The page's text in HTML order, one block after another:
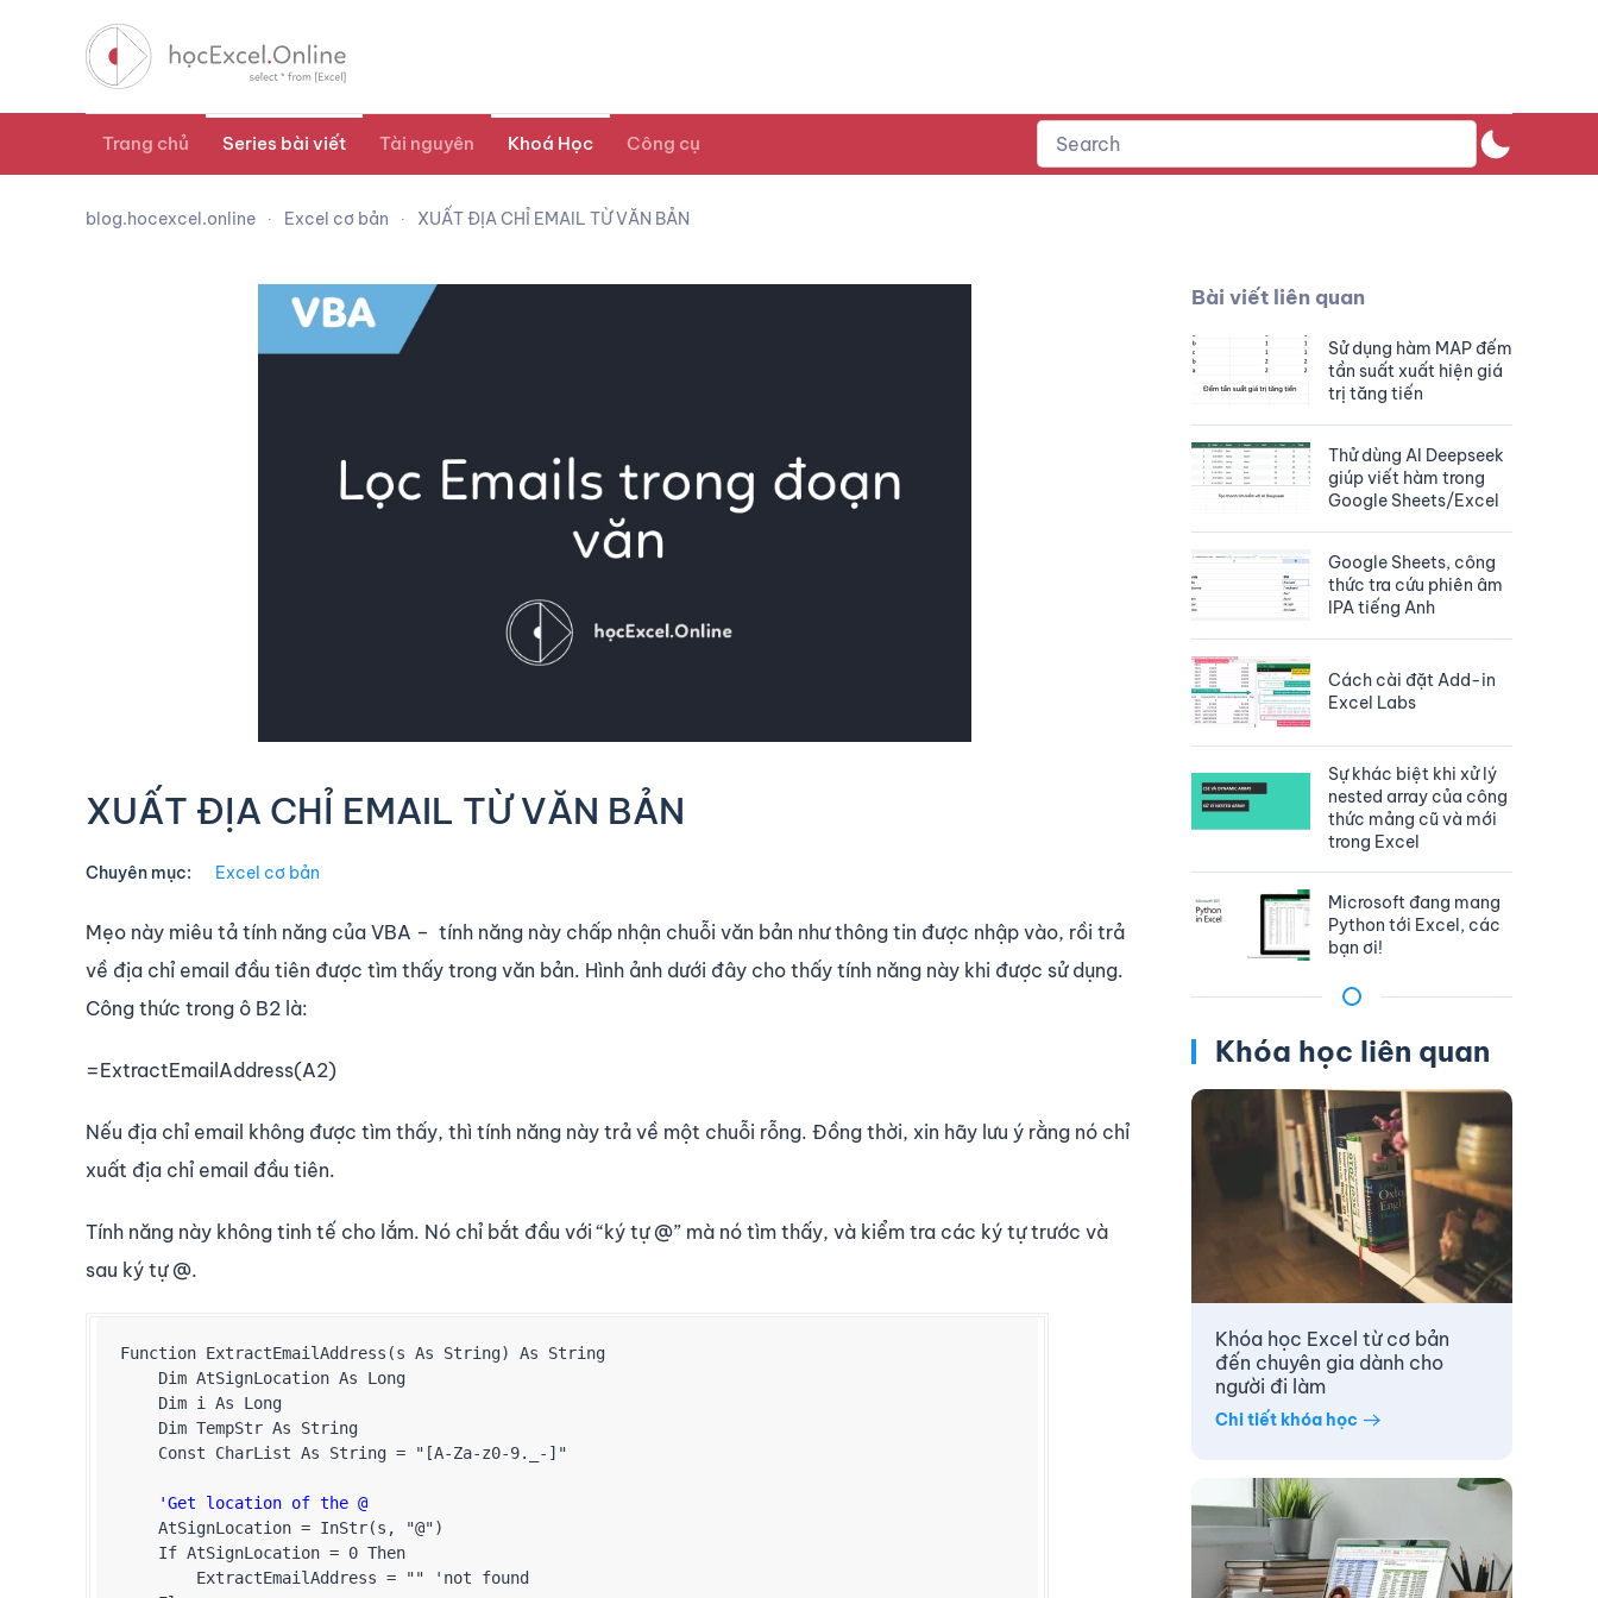
Trang chủ Series bài viết Tài nguyên Khoá Học Công cụ
blog.hocexcel.online Excel cơ bản XUẤT ĐỊA CHỈ EMAIL TỪ VĂN BẢN
XUẤT ĐỊA CHỈ EMAIL TỪ VĂN BẢN
Chuyên mục: Excel cơ bản
Mẹo này miêu tả tính năng của VBA – tính năng này chấp nhận chuỗi văn bản như thông tin được nhập vào, rồi trả
về địa chỉ email đầu tiên được tìm thấy trong văn bản. Hình ảnh dưới đây cho thấy tính năng này khi được sử dụng.
Công thức trong ô B2 là:
=ExtractEmailAddress(A2)
Nếu địa chỉ email không được tìm thấy, thì tính năng này trả về một chuỗi rỗng. Đồng thời, xin hãy lưu ý rằng nó chỉ
xuất địa chỉ email đầu tiên.
Tính năng này không tinh tế cho lắm. Nó chỉ bắt đầu với “ký tự @” mà nó tìm thấy, và kiểm tra các ký tự trước và
sau ký tự @.
Function ExtractEmailAddress(s As String) As String
    Dim AtSignLocation As Long
    Dim i As Long
    Dim TempStr As String
    Const CharList As String = "[A-Za-z0-9._-]"
'Get location of the @
    AtSignLocation = InStr(s, "@")
    If AtSignLocation = 0 Then
        ExtractEmailAddress = "" 'not found
Bài viết liên quan
Sử dụng hàm MAP đếm
tần suất xuất hiện giá
trị tăng tiến
Thử dùng AI Deepseek
giúp viết hàm trong
Google Sheets/Excel
Google Sheets, công
thức tra cứu phiên âm
IPA tiếng Anh
Cách cài đặt Add-in
Excel Labs
Sự khác biệt khi xử lý
nested array của công
thức mảng cũ và mới
trong Excel
Microsoft đang mang
Python tới Excel, các
bạn ơi!
Khóa học liên quan
Khóa học Excel từ cơ bản
đến chuyên gia dành cho
người đi làm
Chi tiết khóa học